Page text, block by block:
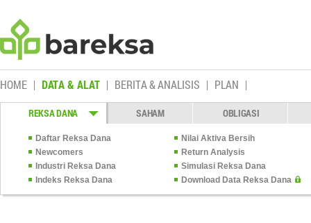
HOME DATA & ALAT BERITA & ANALISIS PLAN
REKSA DANA SAHAM OBLIGASI
Daftar Reksa Dana
Nilai Aktiva Bersih
Newcomers
Return Analysis
Industri Reksa Dana
Simulasi Reksa Dana
Indeks Reksa Dana
Download Data Reksa Dana